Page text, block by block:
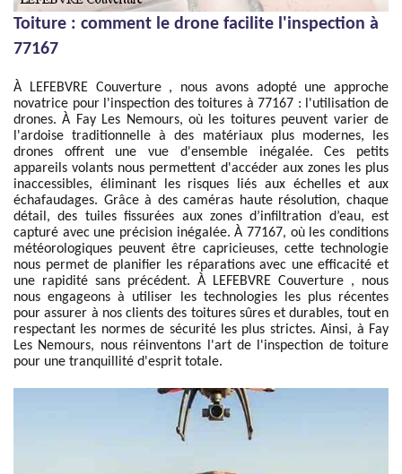
Toiture : comment le drone facilite l'inspection à
77167
À LEFEBVRE Couverture , nous avons adopté une approche
novatrice pour l'inspection des toitures à 77167 : l'utilisation de
drones. À Fay Les Nemours, où les toitures peuvent varier de
l'ardoise traditionnelle à des matériaux plus modernes, les
drones offrent une vue d'ensemble inégalée. Ces petits
appareils volants nous permettent d'accéder aux zones les plus
inaccessibles, éliminant les risques liés aux échelles et aux
échafaudages. Grâce à des caméras haute résolution, chaque
détail, des tuiles fissurées aux zones d’infiltration d’eau, est
capturé avec une précision inégalée. À 77167, où les conditions
météorologiques peuvent être capricieuses, cette technologie
nous permet de planifier les réparations avec une efficacité et
une rapidité sans précédent. À LEFEBVRE Couverture , nous
nous engageons à utiliser les technologies les plus récentes
pour assurer à nos clients des toitures sûres et durables, tout en
respectant les normes de sécurité les plus strictes. Ainsi, à Fay
Les Nemours, nous réinventons l'art de l'inspection de toiture
pour une tranquillité d'esprit totale.